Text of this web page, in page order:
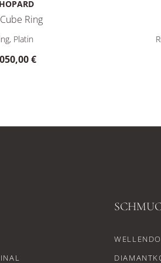
Ring
Ring, Ref: 827702-9010, Preis:
Platin
€